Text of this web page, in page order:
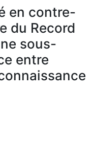
en contre-
du Record
sous-
entre